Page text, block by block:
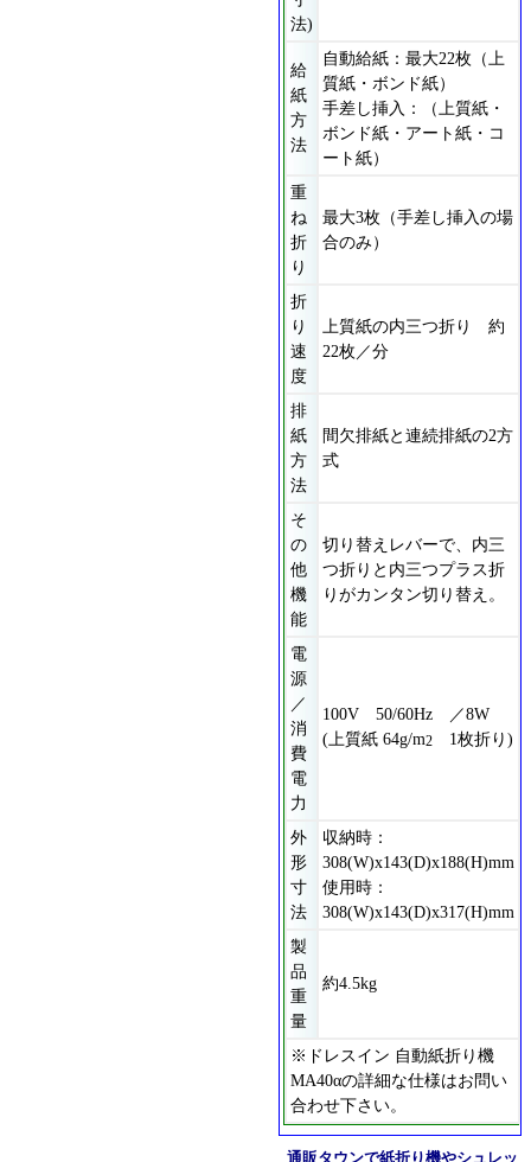
法)
給
紙
方
法
自動給紙：最大22枚（上
質紙・ボンド紙）
手差し挿入：（上質紙・
ボンド紙・アート紙・コ
ート紙）
重
ね
折
り
最大3枚（手差し挿入の場
合のみ）
折
り
速
度
上質紙の内三つ折り 約
22枚／分
排
紙
方
法
間欠排紙と連続排紙の2方
式
そ
の
他
機
能
切り替えレバーで、内三
つ折りと内三つプラス折
りがカンタン切り替え。
電
源
／
消
費
電
力
100V 50/60Hz ／8W
(上質紙 64g/m2 1枚折り)
外
形
寸
法
収納時：
308(W)x143(D)x188(H)mm
使用時：
308(W)x143(D)x317(H)mm
製
品
重
量
約4.5kg
※ドレスイン 自動紙折り機
MA40αの詳細な仕様はお問い
合わせ下さい。